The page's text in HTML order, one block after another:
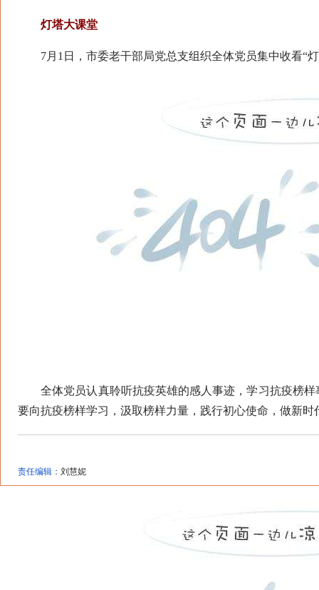
灯塔大课堂
7月1日，市委老干部局党总支组织全体党员集中收看“
全体党员认真聆听抗疫英雄的感人事迹，学习抗疫榜样
要向抗疫榜样学习，汲取榜样力量，践行初心使命，做新
责任编辑： 刘慧妮